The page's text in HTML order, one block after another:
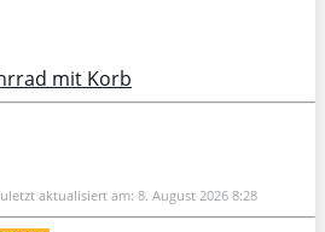
mit Korb
aktualisiert am: 8. August 2026 8:28